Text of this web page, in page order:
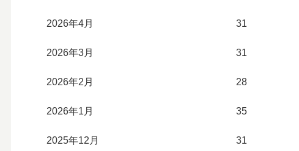
2026年4月 31
2026年3月 31
2026年2月 28
2026年1月 35
2025年12月 31